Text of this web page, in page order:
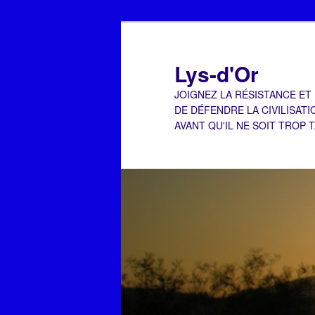
Lys-d'Or
JOIGNEZ LA RÉSISTANCE
DE DÉFENDRE LA
AVANT QU'IL NE SOIT TROP